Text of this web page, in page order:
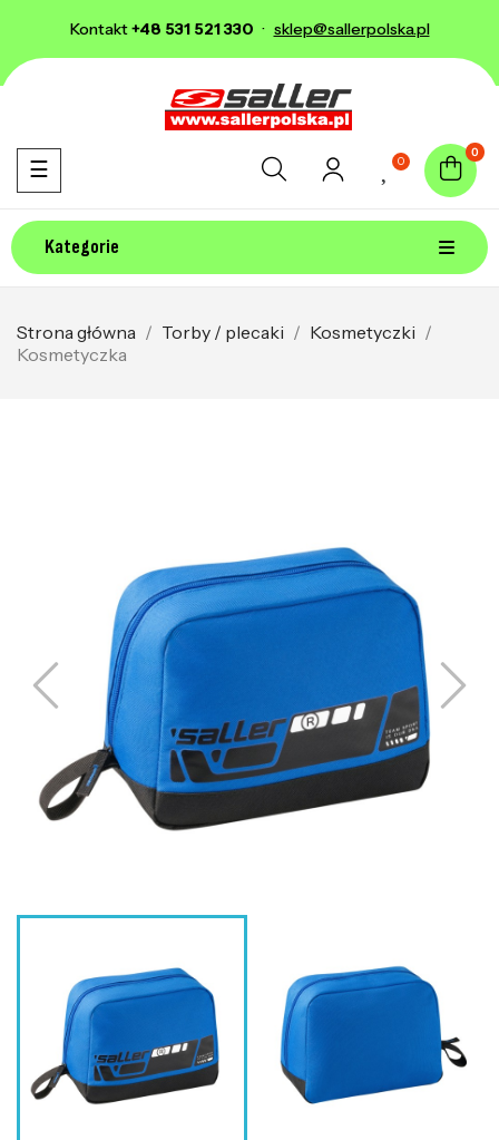
Kontakt+48 531 521 330 · sklep@sallerpolska.pl
0
0
Kategorie
Toggle navigation
☰
Strona główna Torby / plecaki
Kosmetyczki
Kosmetyczka